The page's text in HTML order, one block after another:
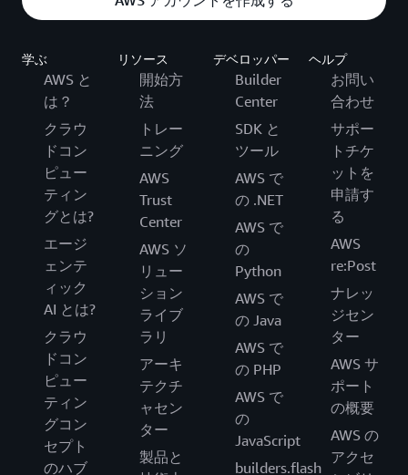
学ぶ
AWS と
は？
クラウ
ドコン
ピュー
ティン
グとは?
エージ
ェンテ
ィック
AI とは?
クラウ
ドコン
ピュー
ティン
グコン
セプト
のハブ
リソース
開始方
法
トレー
ニング
AWS
Trust
Center
AWS ソ
リュー
ション
ライブ
ラリ
アーキ
テクチ
ャセン
ター
製品と
デベロッパー
Builder
Center
SDK と
ツール
AWS で
の .NET
AWS で
の
Python
AWS で
の Java
AWS で
の PHP
AWS で
の
JavaScript
builders.flash
ヘルプ
お問い
合わせ
サポー
トチケ
ットを
申請す
る
AWS
re:Post
ナレッ
ジセン
ター
AWS サ
ポート
の概要
AWS の
アクセ